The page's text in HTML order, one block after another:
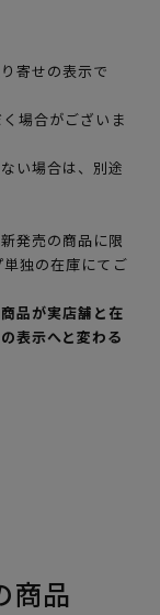
寄せの表示で
場合がございま
い場合は、別途
発売の商品に限
独の在庫にてご
品が実店舗と在
表示へと変わる
商品